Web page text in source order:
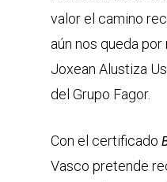
valor el camino
aún nos queda
Joxean Alustiza
del Grupo Fagor.
Con el certificado
Vasco pretende